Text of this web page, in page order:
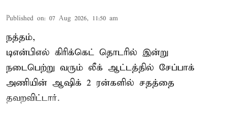
Published on: 07 Aug 2026, 11:50 am
நத்தம்,
டிஎன்பிஎல் கிரிக்கெட் தொடரில் இன்று
நடைபெற்று வரும் லீக் ஆட்டத்தில் சேப்பாக்
அணியின் ஆஷிக் 2 ரன்களில் சதத்தை
தவறவிட்டார்.